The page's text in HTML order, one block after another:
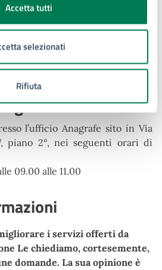
Accetta tutti
selezionati
Rifiuta
all'esito
l’ufficio Anagrafe sito in Via
piano 2°, nei seguenti orari di
09.00 alle 11.00
i servizi offerti da
Le chiediamo, cortesemente,
domande. La sua opinione è